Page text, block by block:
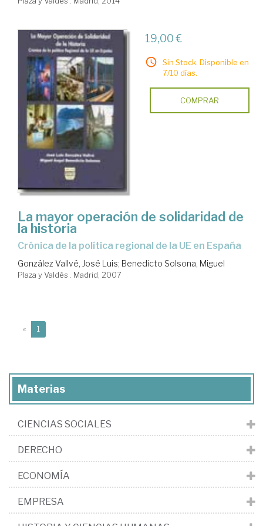
19,00 €
Sin Stock. Disponible en
7/10 días.
COMPRAR
La mayor operación de solidaridad de
la historia
crónica de la política regional de la UE en España
González Vallvé, José Luis; Benedicto Solsona, Miguel
Plaza y Valdés . Madrid, 2007
« 1
Materias
CIENCIAS SOCIALES
DERECHO
ECONOMÍA
EMPRESA